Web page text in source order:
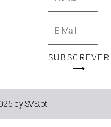
E-
Mail
SUBSCREVER
⟶
by SVS.pt